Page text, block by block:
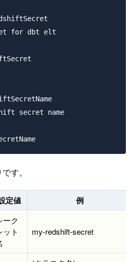
for dbt elt
secret name
す。
定値 例
ーク
ット
my-redshift-secret